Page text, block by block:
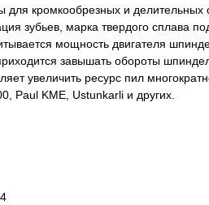
кромкообрезных и делительных
зубьев, марка твердого сплава
мощность двигателя
завышать обороты
увеличить ресурс пил
Paul KME, Ustunkarli и других.